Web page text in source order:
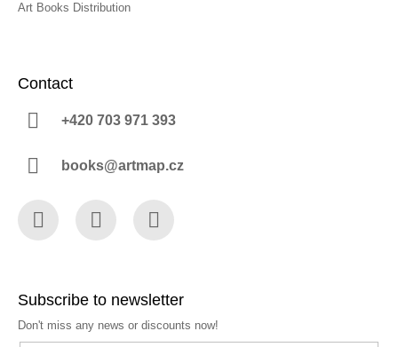
Art Books Distribution
Contact
+420 703 971 393
books@artmap.cz
Subscribe to newsletter
Don't miss any news or discounts now!